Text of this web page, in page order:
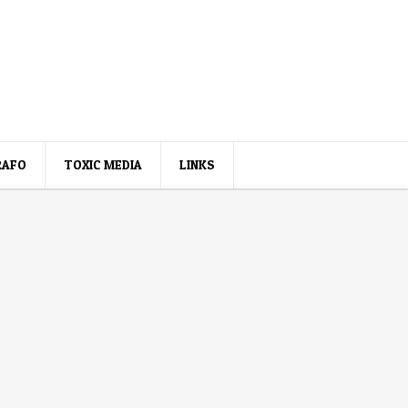
TOXIC MEDIA LINKS